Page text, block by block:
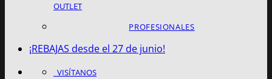
OUTLET
PROFESIONALES
¡REBAJAS desde el 27 de junio!
VISÍTANOS